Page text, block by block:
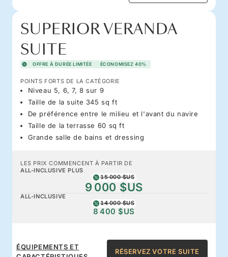
SUPERIOR VERANDA
SUITE
OFFRE À DURÉE LIMITÉE ÉCONOMISEZ 40%
POINTS FORTS DE LA CATÉGORIE
Niveau 5, 6, 7, 8 sur 9
Taille de la suite 345 sq ft
De préférence entre le milieu et l'avant du navire
Taille de la terrasse 60 sq ft
Grande salle de bains et dressing
LES PRIX COMMENCENT À PARTIR DE
ALL-INCLUSIVE PLUS
15 000 $US
9 000 $US
ALL-INCLUSIVE
14 000 $US
8 400 $US
ÉQUIPEMENTS ET
RÉSERVEZ VOTRE SUITE